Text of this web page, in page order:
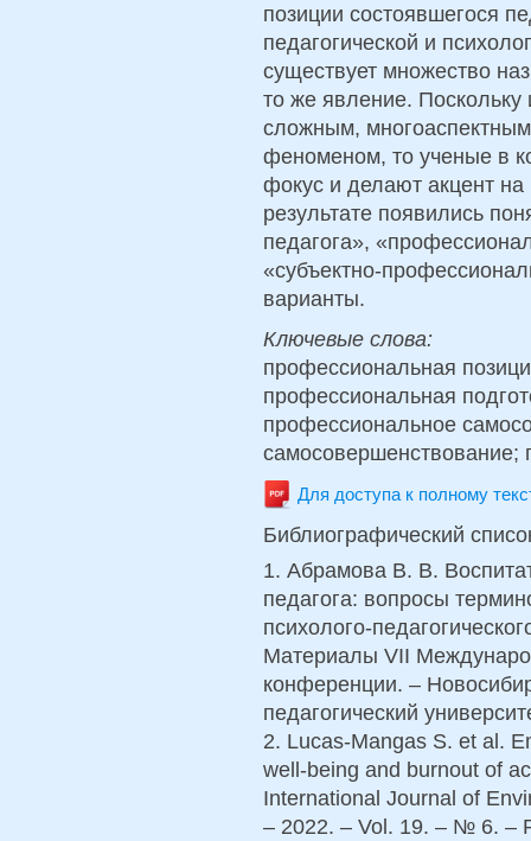
позиции состоявшегося
педагогической и
существует множество
то же явление. Поскольку
сложным,
феноменом, то ученые в
фокус и делают акцент на
результате появились
педагога»,
«субъектно-
варианты.
Ключевые слова:
профессиональная
профессиональная
профессиональное
самосовершенствование;
Для доступа к полному
Библиографический
1. Абрамова В. В.
педагога: вопросы
психолого-
Материалы VII
конференции. –
педагогический
2. Lucas-Mangas S. et al.
well-being and burnout of
International Journal of
– 2022. – Vol. 19. – № 6. –